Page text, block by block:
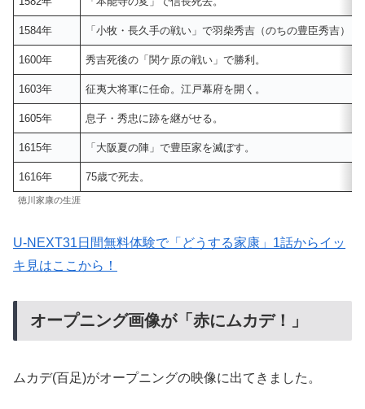
1584年 「小牧・長久手の戦い」で羽柴秀吉（のちの豊臣秀吉）と
1600年 秀吉死後の「関ケ原の戦い」で勝利。
1603年 征夷大将軍に任命。江戸幕府を開く。
1605年 息子・秀忠に跡を継がせる。
1615年 「大阪夏の陣」で豊臣家を滅ぼす。
1616年 75歳で死去。
徳川家康の生涯
U-NEXT31日間無料体験で「どうする家康」1話からイッ
キ見はここから！
オープニング画像が「赤にムカデ！」
ムカデ(百足)がオープニングの映像に出てきました。